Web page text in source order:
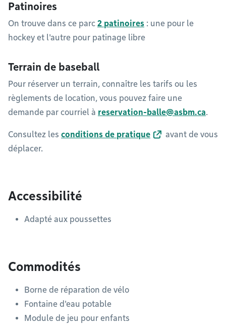
Patinoires
On trouve dans ce parc 2 patinoires : une pour le
hockey et l'autre pour patinage libre
Terrain de baseball
Pour réserver un terrain, connaître les tarifs ou les
règlements de location, vous pouvez faire une
demande par courriel à reservation-balle@asbm.ca.
Consultez les conditions de pratique
avant de vous
déplacer.
Accessibilité
Adapté aux poussettes
Commodités
Borne de réparation de vélo
Fontaine d'eau potable
Module de jeu pour enfants